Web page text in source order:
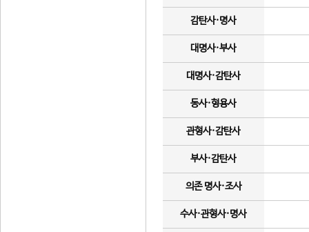
감탄사·명사
대명사·부사
대명사·감탄사
동사·형용사
관형사·감탄사
부사·감탄사
의존 명사·조사
수사·관형사·명사